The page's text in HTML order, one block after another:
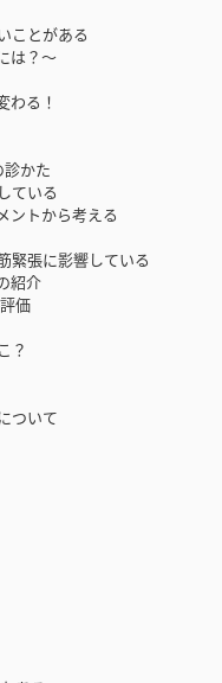
ことがある
は？〜
る！
かた
ている
トから考える
張に影響している
紹介
価
？
ついて